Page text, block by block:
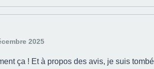
2025
ça ! Et à propos des avis, je suis